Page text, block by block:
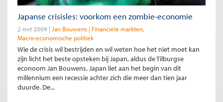
Japanse crisisles: voorkom een zombie-economie
2 mrt 2009 Jan Bouwens
Financiële markten
Macro-economische politiek
Wie de crisis wil bestrijden en wil weten hoe het niet moet kan
zijn licht het beste opsteken bij Japan, aldus de Tilburgse
econoom Jan Bouwens. Japan liet aan het begin van dit
millennium een recessie achter zich die meer dan tien jaar
duurde. De...